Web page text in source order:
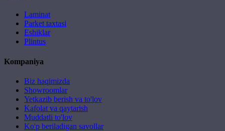
Laminat
Parket taxtasi
Eshiklar
Plintus
Kompaniya
Biz haqimizda
Showroomlar
Yetkazib berish va to'lov
Kafolat va qaytarish
Muddatli to'lov
Ko'p beriladigan savollar